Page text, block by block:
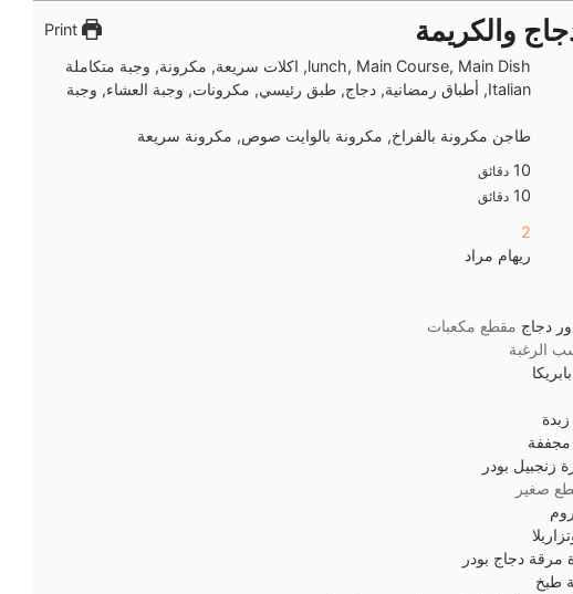
Print والكريمة
lunch, Main Course, Main Dish, اكلات سريعة, مكرونة, وجبة متكاملة
Italian, أطباق رمضانية, دجاج, طبق رئيسي, مكرونات, وجبة العشاء, وجبة
طاجن مكرونة بالفراخ, مكرونة بالوايت صوص, مكرونة سريعة
10دقائق
دقائق
10دقائق
دقائق
2
ريهام مراد
دجاج مقطع مكعبات
الرغبة
بابريكا
زبدة
زنجبيل بودر
صغير
مرقة دجاج بودر
طبخ